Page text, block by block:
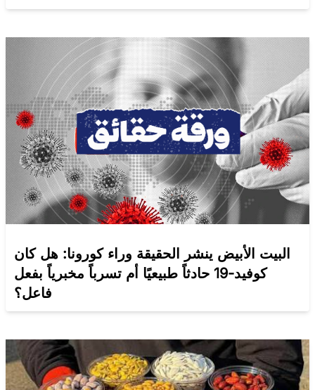
البيت الأبيض ينشر الحقيقة وراء كورونا: هل كان
كوفيد-19 حادثاً طبيعيًا أم تسرباً مخبرياً بفعل
فاعل؟